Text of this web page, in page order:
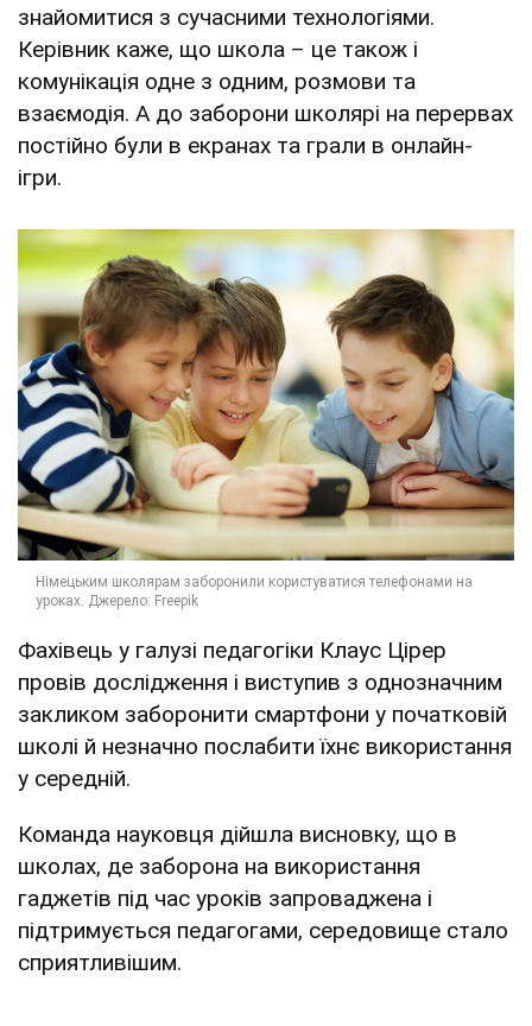
знайомитися з сучасними технологіями.
Керівник каже, що школа – це також і
комунікація одне з одним, розмови та
взаємодія. А до заборони школярі на перервах
постійно були в екранах та грали в онлайн-
ігри.
Фахівець у галузі педагогіки Клаус Цірер
провів дослідження і виступив з однозначним
закликом заборонити смартфони у початковій
школі й незначно послабити їхнє використання
у середній.
Команда науковця дійшла висновку, що в
школах, де заборона на використання
гаджетів під час уроків запроваджена і
підтримується педагогами, середовище стало
сприятливішим.